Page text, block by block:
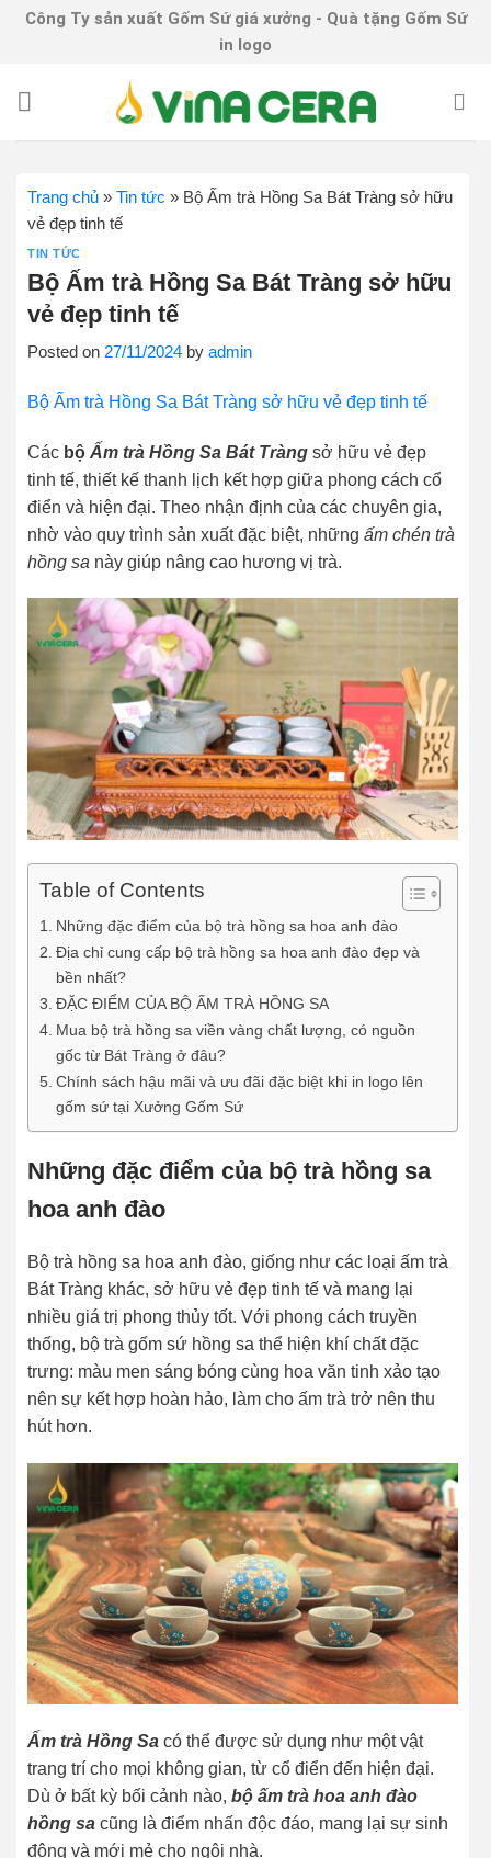
SkipCông Ty sản xuất Gốm Sứ giá xưởng - Quà tặng Gốm Sứ
in logo
Trang chủ » Tin tức » Bộ Ấm trà Hồng Sa Bát Tràng sở hữu
vẻ đẹp tinh tế
TIN TỨC
Bộ Ấm trà Hồng Sa Bát Tràng sở hữu
vẻ đẹp tinh tế
Posted on 27/11/2024 by admin
Bộ Ấm trà Hồng Sa Bát Tràng sở hữu vẻ đẹp tinh tế
Các bộ Ấm trà Hồng Sa Bát Tràng sở hữu vẻ đẹp
tinh tế, thiết kế thanh lịch kết hợp giữa phong cách cổ
điển và hiện đại. Theo nhận định của các chuyên gia,
nhờ vào quy trình sản xuất đặc biệt, những ấm chén trà
hồng sa này giúp nâng cao hương vị trà.
Table of Contents
Những đặc điểm của bộ trà hồng sa hoa anh đào
Địa chỉ cung cấp bộ trà hồng sa hoa anh đào đẹp và
bền nhất?
ĐẶC ĐIỂM CỦA BỘ ẤM TRÀ HỒNG SA
Mua bộ trà hồng sa viền vàng chất lượng, có nguồn
gốc từ Bát Tràng ở đâu?
Chính sách hậu mãi và ưu đãi đặc biệt khi in logo lên
gốm sứ tại Xưởng Gốm Sứ
Những đặc điểm của bộ trà hồng sa
hoa anh đào
Bộ trà hồng sa hoa anh đào, giống như các loại ấm trà
Bát Tràng khác, sở hữu vẻ đẹp tinh tế và mang lại
nhiều giá trị phong thủy tốt. Với phong cách truyền
thống, bộ trà gốm sứ hồng sa thể hiện khí chất đặc
trưng: màu men sáng bóng cùng hoa văn tinh xảo tạo
nên sự kết hợp hoàn hảo, làm cho ấm trà trở nên thu
hút hơn.
Ấm trà Hồng Sa có thể được sử dụng như một vật
trang trí cho mọi không gian, từ cổ điển đến hiện đại.
Dù ở bất kỳ bối cảnh nào, bộ ấm trà hoa anh đào
hồng sa cũng là điểm nhấn độc đáo, mang lại sự sinh
động và mới mẻ cho ngôi nhà.